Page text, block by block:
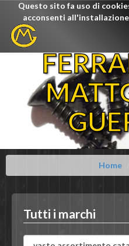
Questo sito fa uso di
acconsenti
Home
Tutti i marchi